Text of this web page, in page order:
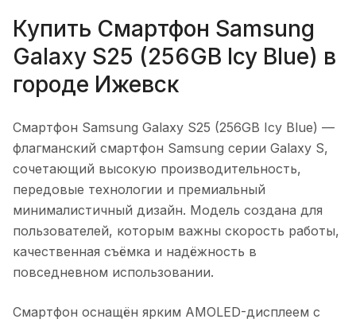
Купить Смартфон Samsung
Galaxy S25 (256GB Icy Blue) в
городе Ижевск
Смартфон Samsung Galaxy S25 (256GB Icy Blue) —
флагманский смартфон Samsung серии Galaxy S,
сочетающий высокую производительность,
передовые технологии и премиальный
минималистичный дизайн. Модель создана для
пользователей, которым важны скорость работы,
качественная съёмка и надёжность в
повседневном использовании.
Смартфон оснащён ярким AMOLED-дисплеем с